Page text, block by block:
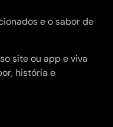
e o sabor de
site ou app e viva
história e